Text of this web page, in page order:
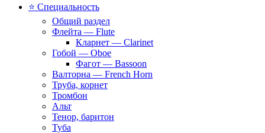
⭐ Специальность
Общий раздел
Флейта — Flute
Кларнет — Clarinet
Гобой — Oboe
Фагот — Bassoon
Валторна — French Horn
Труба, корнет
Тромбон
Альт
Тенор, баритон
Туба